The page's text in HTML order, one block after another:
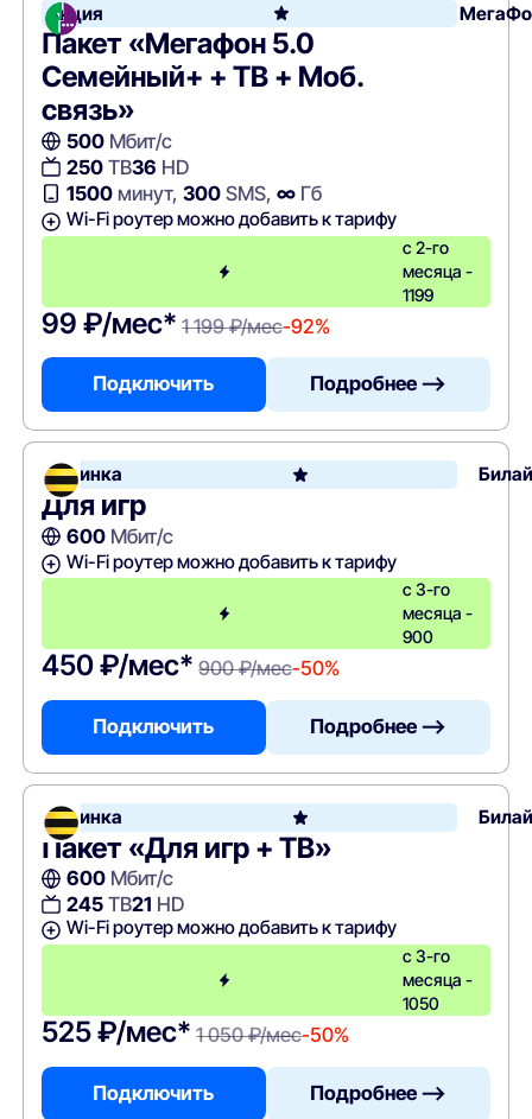
Акция
Пакет «Мегафон 5.0
Семейный+ + ТВ + Моб.
связь»
500Мбит/с
250ТВ36 HD
1500минут, 300SMS, ∞Гб
Wi-Fi роутер можно добавить к тарифу
с 2-го
месяца -
1199
99 ₽/мес* 1 199 ₽/мес-92%
Подключить Подробнее —>
Новинка
Для игр
600Мбит/с
Wi-Fi роутер можно добавить к тарифу
с 3-го
месяца -
900
450 ₽/мес* 900 ₽/мес-50%
Подключить Подробнее —>
Новинка
Пакет «Для игр + ТВ»
600Мбит/с
245ТВ21 HD
Wi-Fi роутер можно добавить к тарифу
с 3-го
месяца -
1050
525 ₽/мес* 1 050 ₽/мес-50%
Подключить Подробнее —>